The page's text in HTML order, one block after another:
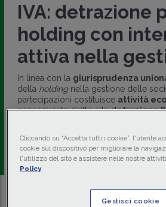
IVA: detrazione
holding con
attiva nella
In linea con la giurisprudenza
della holding nella gestione delle
partecipazioni costituisce attività
conseguente diritto alladetrazione
diMassimo Romeo -Esperto
Ascolta
Cliccando su “Accetta tutti i cookie”, l'utente
cookie sul dispositivo per migliorare la
l'utilizzo del sito e assistere nelle nostre
Policy
Gestisci cookie